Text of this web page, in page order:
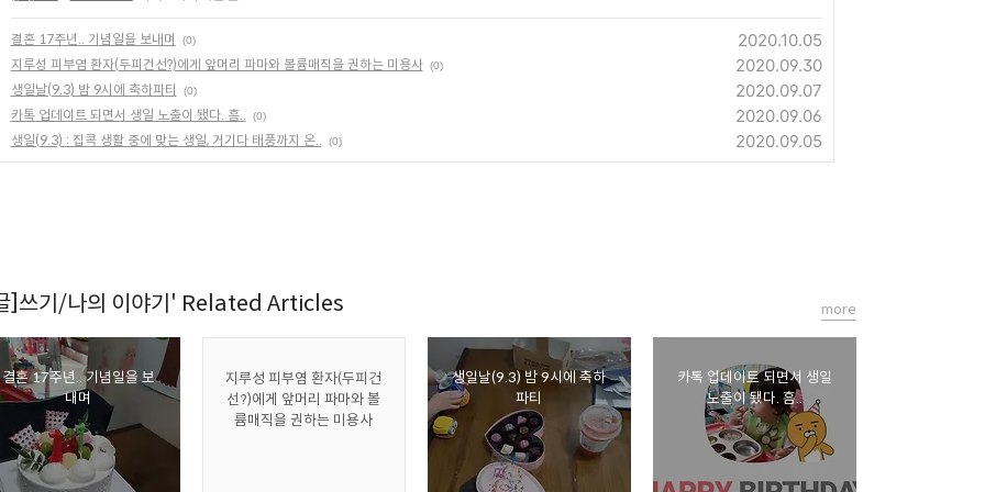
결혼 17주년.. 기념일을 보내며 (0) 2020.10.05
지루성 피부염 환자(두피건선?)에게 앞머리 파마와 볼륨매직을 권하는 미용사 (0) 2020.09.30
생일날(9.3) 밤 9시에 축하파티 (0) 2020.09.07
카톡 업데이트 되면서 생일 노출이 됐다. 흠.. (0) 2020.09.06
생일(9.3) : 집콕 생활 중에 맞는 생일, 거기다 태풍까지 온.. (0) 2020.09.05
]쓰기/나의 이야기' Related Articles
결혼 17주년.. 기념일을 보
내며
지루성 피부염 환자(두피건
선?)에게 앞머리 파마와 볼
륨매직을 권하는 미용사
생일날(9.3) 밤 9시에 축하
파티
카톡 업데이트 되면서 생일
노출이 됐다. 흠..
more